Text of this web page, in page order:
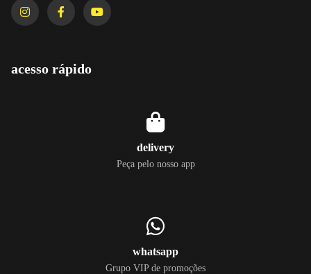
acesso rápido
delivery
Peça pelo nosso app
whatsapp
Grupo VIP de promoções